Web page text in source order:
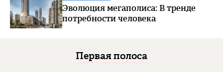
Эволюция мегаполиса: В тренде
потребности человека
Первая полоса